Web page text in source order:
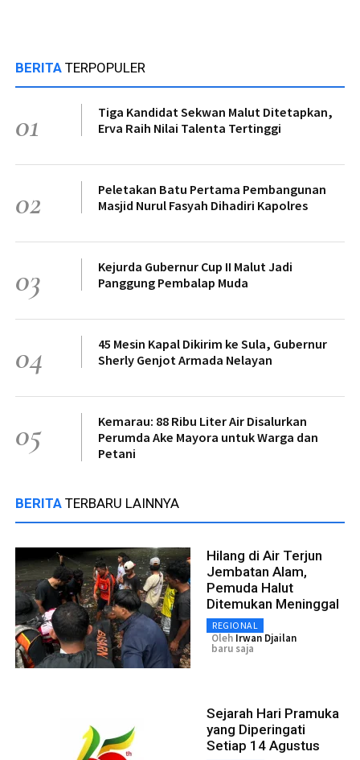
BERITA TERPOPULER
01
Tiga Kandidat Sekwan Malut Ditetapkan,
Erva Raih Nilai Talenta Tertinggi
02
Peletakan Batu Pertama Pembangunan
Masjid Nurul Fasyah Dihadiri Kapolres
03
Kejurda Gubernur Cup II Malut Jadi
Panggung Pembalap Muda
04
45 Mesin Kapal Dikirim ke Sula, Gubernur
Sherly Genjot Armada Nelayan
05
Kemarau: 88 Ribu Liter Air Disalurkan
Perumda Ake Mayora untuk Warga dan
Petani
BERITA TERBARU LAINNYA
Hilang di Air Terjun
Jembatan Alam,
Pemuda Halut
Ditemukan Meninggal
REGIONAL
Oleh Irwan Djailan
baru saja
Sejarah Hari Pramuka
yang Diperingati
Setiap 14 Agustus